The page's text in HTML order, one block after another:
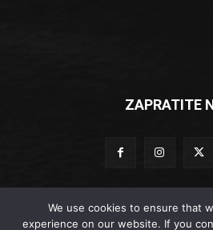
ZAPRATITE
© Dubrovniknet.hr 2019
We use cookies to ensure that
experience on our website. If you